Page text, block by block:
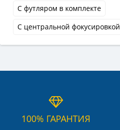
С футляром в комплекте
С центральной фокусировкой
100% ГАРАНТИЯ